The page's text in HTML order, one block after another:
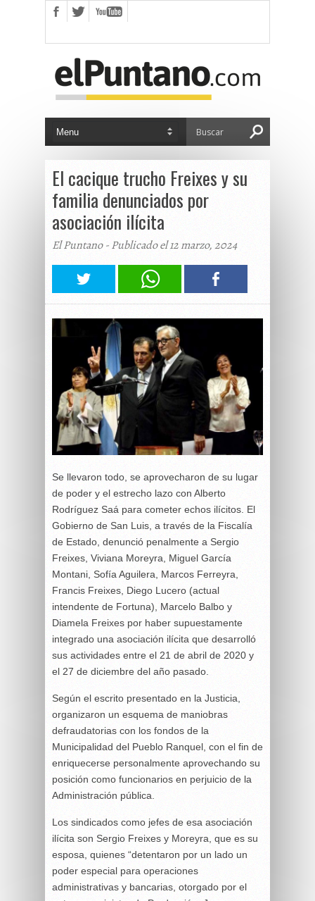
El cacique trucho Freixes y su
familia denunciados por
asociación ilícita
El Puntano - Publicado el 12 marzo, 2024
Se llevaron todo, se aprovecharon de su lugar
de poder y el estrecho lazo con Alberto
Rodríguez Saá para cometer echos ilícitos. El
Gobierno de San Luis, a través de la Fiscalía
de Estado, denunció penalmente a Sergio
Freixes, Viviana Moreyra, Miguel García
Montani, Sofía Aguilera, Marcos Ferreyra,
Francis Freixes, Diego Lucero (actual
intendente de Fortuna), Marcelo Balbo y
Diamela Freixes por haber supuestamente
integrado una asociación ilícita que desarrolló
sus actividades entre el 21 de abril de 2020 y
el 27 de diciembre del año pasado.
Según el escrito presentado en la Justicia,
organizaron un esquema de maniobras
defraudatorias con los fondos de la
Municipalidad del Pueblo Ranquel, con el fin de
enriquecerse personalmente aprovechando su
posición como funcionarios en perjuicio de la
Administración pública.
Los sindicados como jefes de esa asociación
ilícita son Sergio Freixes y Moreyra, que es su
esposa, quienes “detentaron por un lado un
poder especial para operaciones
administrativas y bancarias, otorgado por el